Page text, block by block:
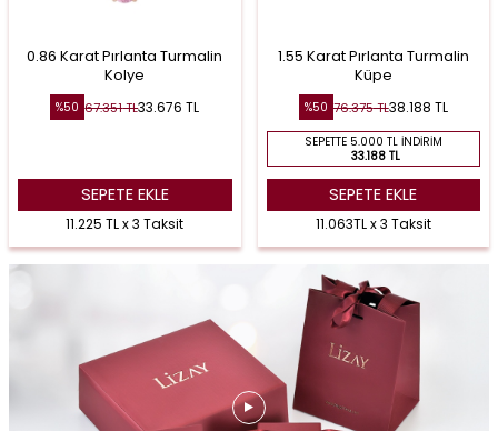
0.86 Karat Pırlanta Turmalin
Kolye
%50 67.351TL33.676 TL
SEPETE EKLE
11.225 TL x 3 Taksit
1.55 Karat Pırlanta Turmalin
Küpe
%50 76.375TL38.188 TL
SEPETTE 5.000 TL İNDIRIM
33.188 TL
SEPETE EKLE
11.063TL x 3 Taksit